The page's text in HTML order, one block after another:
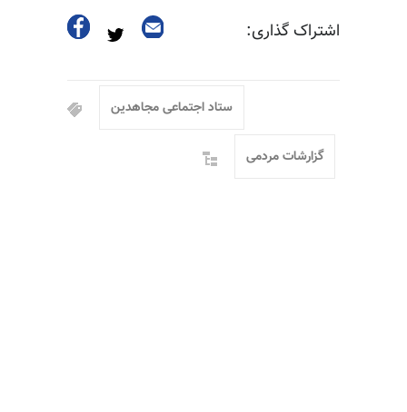
اشتراک گذاری:
ستاد اجتماعی مجاهدین
گزارشات مردمی